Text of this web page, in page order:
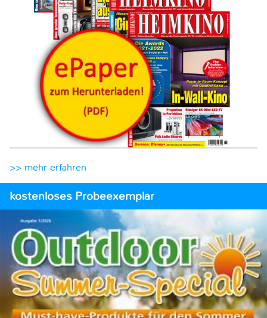
>> mehr erfahren
kostenloses Probeexemplar